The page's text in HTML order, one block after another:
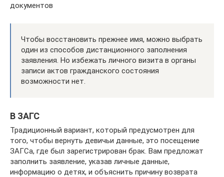
документов
Чтобы восстановить прежнее имя, можно выбрать
один из способов дистанционного заполнения
заявления. Но избежать личного визита в органы
записи актов гражданского состояния
возможности нет.
В ЗАГС
Традиционный вариант, который предусмотрен для
того, чтобы вернуть девичьи данные, это посещение
ЗАГСа, где был зарегистрирован брак. Вам предложат
заполнить заявление, указав личные данные,
информацию о детях, и объяснить причину возврата